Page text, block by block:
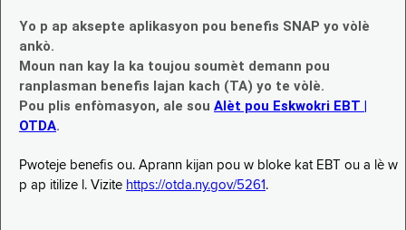
Yo p ap aksepte aplikasyon pou benefis SNAP yo vòlè
ankò.
Moun nan kay la ka toujou soumèt demann pou
ranplasman benefis lajan kach (TA) yo te vòlè.
Pou plis enfòmasyon, ale sou Alèt pou Eskwokri EBT |
OTDA.
Pwoteje benefis ou. Aprann kijan pou w bloke kat EBT ou a lè w
p ap itilize l. Vizite https://otda.ny.gov/5261 .